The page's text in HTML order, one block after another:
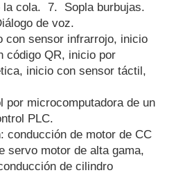
cola. 7. Sopla burbujas.
de voz.
con sensor infrarrojo, inicio
código QR, inicio por
inicio con sensor táctil,
por microcomputadora de un
PLC.
conducción de motor de CC
servo motor de alta gama,
de cilindro